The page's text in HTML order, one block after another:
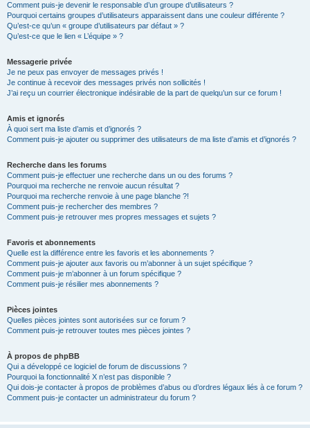
Comment puis-je devenir le responsable d’un groupe d’utilisateurs ?
Pourquoi certains groupes d’utilisateurs apparaissent dans une couleur différente ?
Qu’est-ce qu’un « groupe d’utilisateurs par défaut » ?
Qu’est-ce que le lien « L’équipe » ?
Messagerie privée
Je ne peux pas envoyer de messages privés !
Je continue à recevoir des messages privés non sollicités !
J’ai reçu un courrier électronique indésirable de la part de quelqu’un sur ce forum !
Amis et ignorés
À quoi sert ma liste d’amis et d’ignorés ?
Comment puis-je ajouter ou supprimer des utilisateurs de ma liste d’amis et d’ignorés ?
Recherche dans les forums
Comment puis-je effectuer une recherche dans un ou des forums ?
Pourquoi ma recherche ne renvoie aucun résultat ?
Pourquoi ma recherche renvoie à une page blanche ?!
Comment puis-je rechercher des membres ?
Comment puis-je retrouver mes propres messages et sujets ?
Favoris et abonnements
Quelle est la différence entre les favoris et les abonnements ?
Comment puis-je ajouter aux favoris ou m’abonner à un sujet spécifique ?
Comment puis-je m’abonner à un forum spécifique ?
Comment puis-je résilier mes abonnements ?
Pièces jointes
Quelles pièces jointes sont autorisées sur ce forum ?
Comment puis-je retrouver toutes mes pièces jointes ?
À propos de phpBB
Qui a développé ce logiciel de forum de discussions ?
Pourquoi la fonctionnalité X n’est pas disponible ?
Qui dois-je contacter à propos de problèmes d’abus ou d’ordres légaux liés à ce forum ?
Comment puis-je contacter un administrateur du forum ?